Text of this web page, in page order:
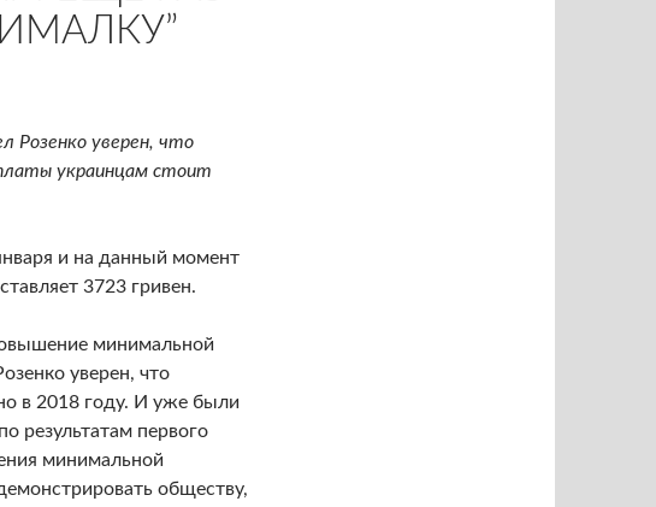
Розенко уверен, что
украинцам стоит
и на данный момент
3723 гривен.
минимальной
уверен, что
в 2018 году. И уже были
результатам первого
минимальной
обществу,